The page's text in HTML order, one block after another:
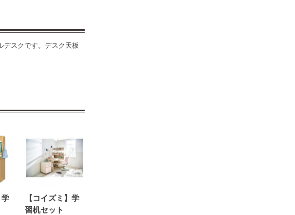
デスクです。デスク天板
学
【コイズミ】学
習机セット